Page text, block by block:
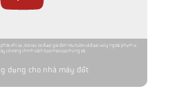
Khi tải, dữ liệu sẽ được gửi đến YouTube và được xử lý ngoài phạm vi
có trong chính sách bảo mật của chúng tôi.
dụng cho nhà máy đốt